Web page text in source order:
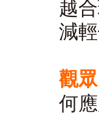
越
減
觀眾
何